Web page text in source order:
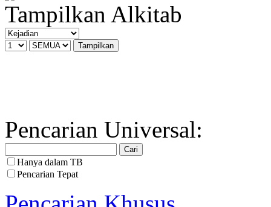
Tampilkan Alkitab
Pencarian Universal:
Hanya dalam TB
Pencarian Tepat